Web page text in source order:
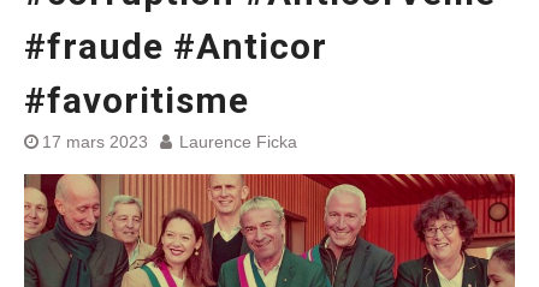
#fraude #Anticor
#favoritisme
17 mars 2023 Laurence Ficka